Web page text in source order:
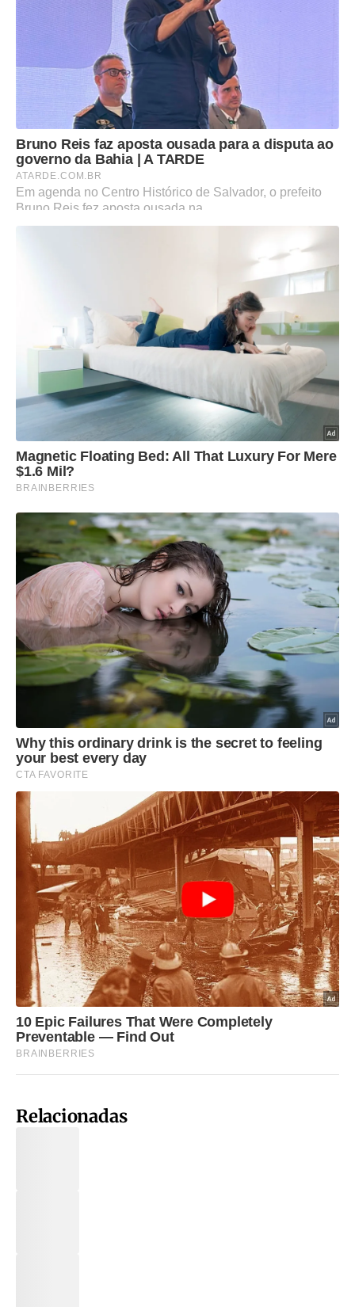
Relacionadas